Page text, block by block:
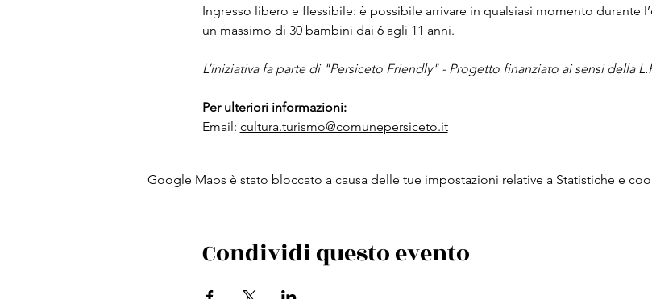
Ingresso libero e flessibile: è possibile arrivare in qualsiasi momento durante
un massimo di 30 bambini dai 6 agli 11 anni.
L’iniziativa fa parte di "Persiceto Friendly" - Progetto finanziato ai sensi della
Per ulteriori informazioni:
Email: cultura.turismo@comunepersiceto.it
Google Maps è stato bloccato a causa delle tue impostazioni relative a Statistiche e
Condividi questo evento